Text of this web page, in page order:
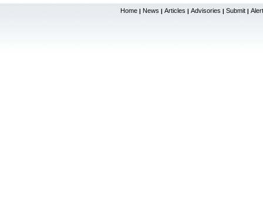
Home | News | Articles | Advisories | Submit |